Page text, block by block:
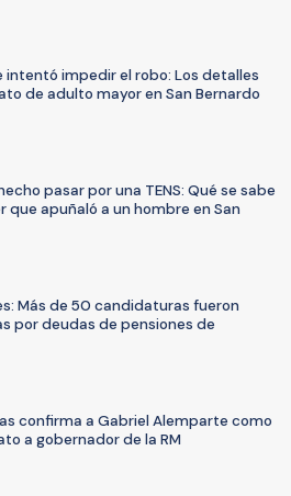
intentó impedir el robo: Los detalles
de adulto mayor en San Bernardo
pasar por una TENS: Qué se sabe
que apuñaló a un hombre en San
Más de 50 candidaturas fueron
por deudas de pensiones de
confirma a Gabriel Alemparte como
a gobernador de la RM